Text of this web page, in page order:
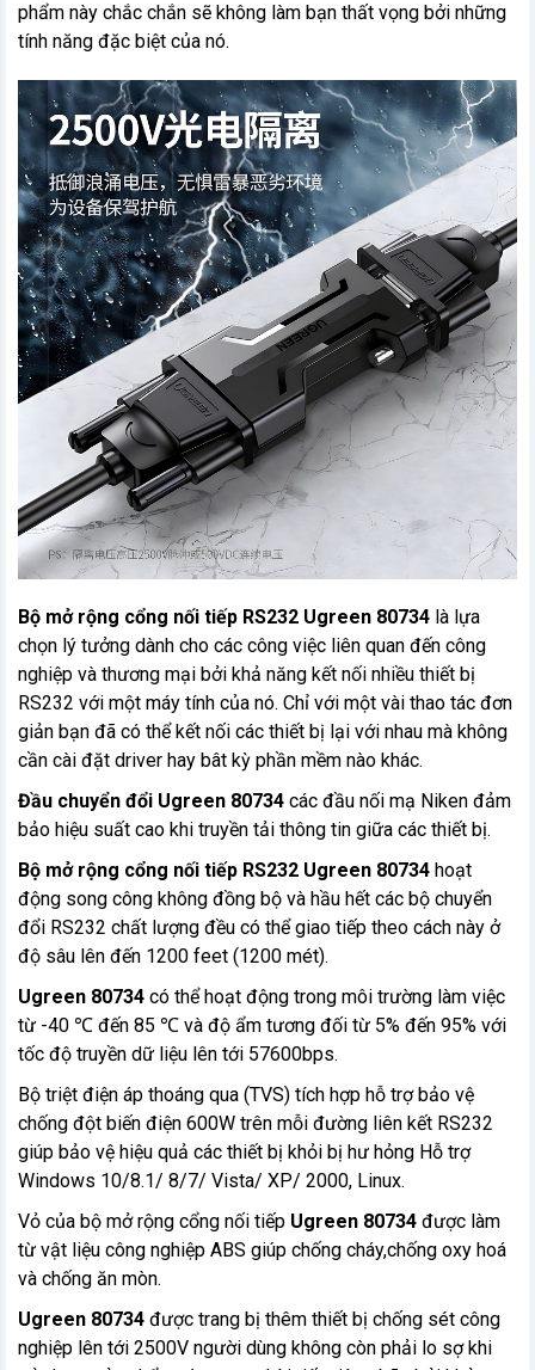
phẩm này chắc chắn sẽ không làm bạn thất vọng bởi những
tính năng đặc biệt của nó.
Bộ mở rộng cổng nối tiếp RS232 Ugreen 80734 là lựa
chọn lý tưởng dành cho các công việc liên quan đến công
nghiệp và thương mại bởi khả năng kết nối nhiều thiết bị
RS232 với một máy tính của nó. Chỉ với một vài thao tác đơn
giản bạn đã có thể kết nối các thiết bị lại với nhau mà không
cần cài đặt driver hay bât kỳ phần mềm nào khác.
Đầu chuyển đổi Ugreen 80734 các đầu nối mạ Niken đảm
bảo hiệu suất cao khi truyền tải thông tin giữa các thiết bị.
Bộ mở rộng cổng nối tiếp RS232 Ugreen 80734 hoạt
động song công không đồng bộ và hầu hết các bộ chuyển
đổi RS232 chất lượng đều có thể giao tiếp theo cách này ở
độ sâu lên đến 1200 feet (1200 mét).
Ugreen 80734 có thể hoạt động trong môi trường làm việc
từ -40 ℃ đến 85 ℃ và độ ẩm tương đối từ 5% đến 95% với
tốc độ truyền dữ liệu lên tới 57600bps.
Bộ triệt điện áp thoáng qua (TVS) tích hợp hỗ trợ bảo vệ
chống đột biến điện 600W trên mỗi đường liên kết RS232
giúp bảo vệ hiệu quả các thiết bị khỏi bị hư hỏng Hỗ trợ
Windows 10/8.1/ 8/7/ Vista/ XP/ 2000, Linux.
Vỏ của bộ mở rộng cổng nối tiếp Ugreen 80734 được làm
từ vật liệu công nghiệp ABS giúp chống cháy,chống oxy hoá
và chống ăn mòn.
Ugreen 80734 được trang bị thêm thiết bị chống sét công
nghiệp lên tới 2500V người dùng không còn phải lo sợ khi